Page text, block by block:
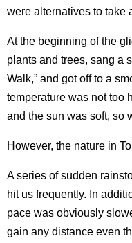
were alternatives to take
At the beginning of the
plants and trees, sang a
Walk,” and got off to a
temperature was not too
and the sun was soft, so
However, the nature in
A series of sudden
hit us frequently. In
pace was obviously
gain any distance even